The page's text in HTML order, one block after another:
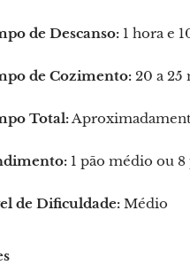
de Descanso: 1 hora e
de Cozimento: 20 a 25
Total:
1 pão médio ou 8
de Dificuldade: Médio